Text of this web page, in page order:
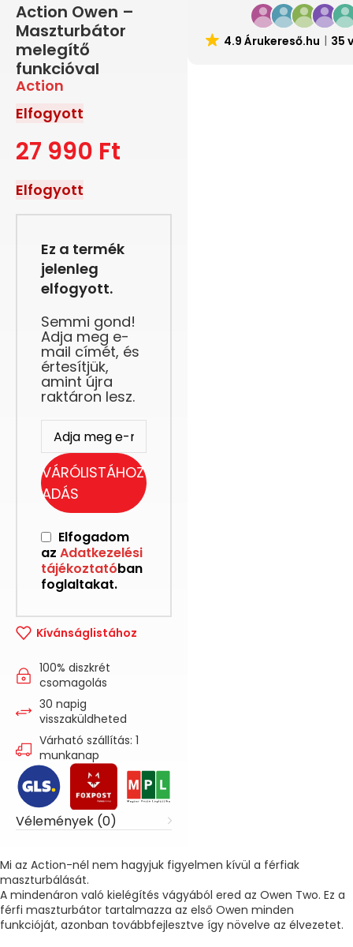
Action Owen –
Maszturbátor
melegítő
funkcióval
Action
Elfogyott
27 990 Ft
Elfogyott
Ez a termék
jelenleg
elfogyott.
Semmi gond!
Adja meg e-
mail címét, és
értesítjük,
amint újra
raktáron lesz.
VÁRÓLISTÁHOZ
ADÁS
Elfogadom
az Adatkezelési
tájékoztatóban
foglaltakat.
Kívánságlistához
100% diszkrét
csomagolás
30 napig
visszaküldheted
Várható szállítás: 1
munkanap
Vélemények (0)
4.9 Árukereső.hu 35
Mi az Action-nél nem hagyjuk figyelmen kívül a férfiak
maszturbálását.
A mindenáron való kielégítés vágyából ered az Owen Two. Ez a
férfi maszturbátor tartalmazza az első Owen minden
funkcióját, azonban továbbfejlesztve így növelve az élvezetet.